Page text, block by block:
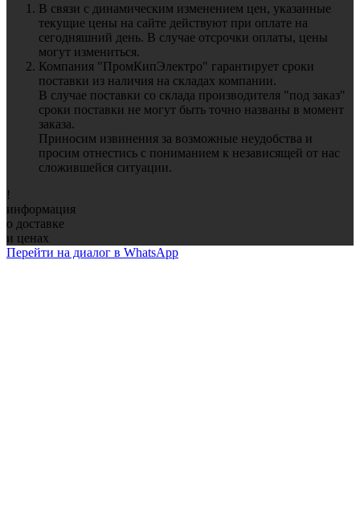
В связи с динамическим изменением цен, указанные
текущие цены на сайте действуют при оплате на
сегодняшний день. В случае отсрочки оплаты, цены
могут измениться.
Компания "ПромКипЭлектро" гарантирует сроки
поставки из наличия на складах компании.
В случае поставки со склада производителя "под заказ"
сроки поставки не могут быть точно названы в момент
заказа.
Приносим извинения за возможные неудобства и
просим отнестись с пониманием к независящей от нас
сложившейся ситуации.
!
информация
о доставке
и ценах
Перейти на диалог в WhatsApp